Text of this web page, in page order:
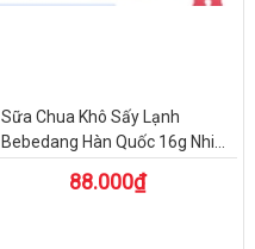
Sữa Chua Khô Sấy Lạnh
Bebedang Hàn Quốc 16g Nhi...
88.000₫